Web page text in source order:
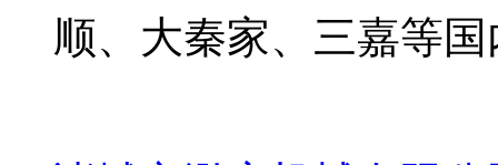
顺、大秦家、三嘉等